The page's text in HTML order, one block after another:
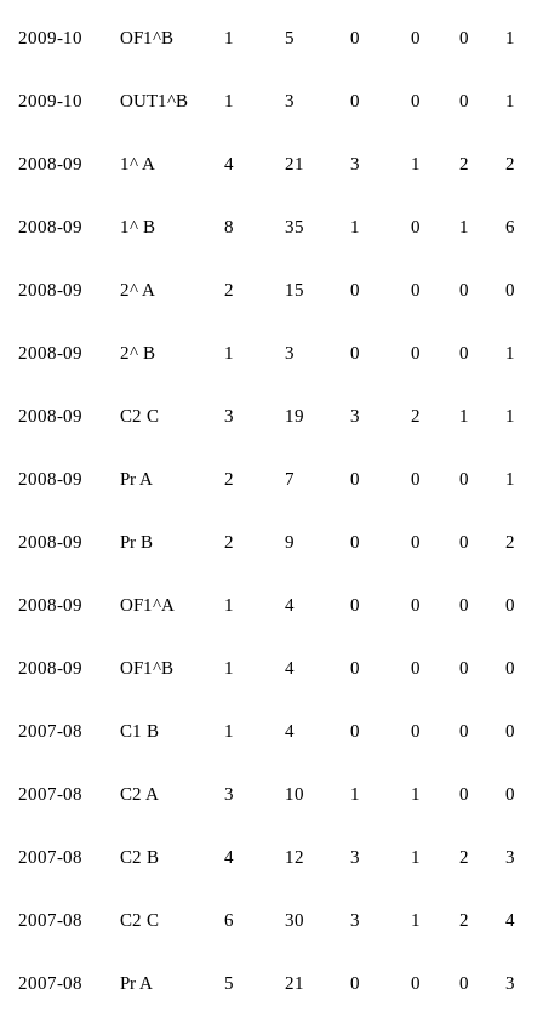
2009-10 OF1^B 1 5 0 0 0 1
2009-10 OUT1^B 1 3 0 0 0 1
2008-09 1^ A 4 21 3 1 2 2
2008-09 1^ B 8 35 1 0 1 6
2008-09 2^ A 2 15 0 0 0 0
2008-09 2^ B 1 3 0 0 0 1
2008-09 C2 C 3 19 3 2 1 1
2008-09 Pr A 2 7 0 0 0 1
2008-09 Pr B 2 9 0 0 0 2
2008-09 OF1^A 1 4 0 0 0 0
2008-09 OF1^B 1 4 0 0 0 0
2007-08 C1 B 1 4 0 0 0 0
2007-08 C2 A 3 10 1 1 0 0
2007-08 C2 B 4 12 3 1 2 3
2007-08 C2 C 6 30 3 1 2 4
2007-08 Pr A 5 21 0 0 0 3